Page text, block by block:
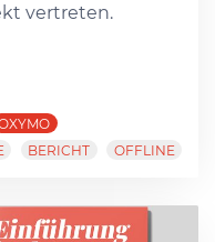
vertreten.
BERICHT OFFLINE